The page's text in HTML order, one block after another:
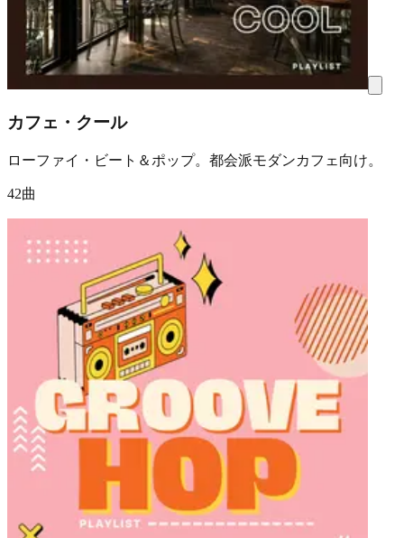
カフェ・クール
ローファイ・ビート＆ポップ。都会派モダンカフェ向け。
42曲